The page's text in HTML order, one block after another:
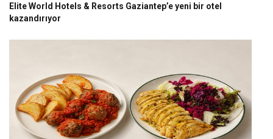
Elite World Hotels & Resorts Gaziantep’e yeni bir otel
kazandırıyor